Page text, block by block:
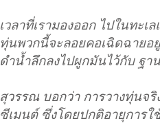
เวลาที่เรามองออก ไปในทะ
ทุ่นพวกนี้จะลอยคอเฉิดฉายอ
ดำน้ำลึกลงไปผูกมันไว้กับ ฐา
สุวรรณ บอกว่า การวางทุ่นจ
ซีเมนต์ ซึ่งโดยปกติอายุการ